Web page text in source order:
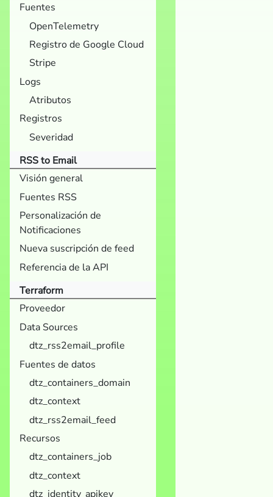
Fuentes
OpenTelemetry
Registro de Google Cloud
Stripe
Logs
Atributos
Registros
Severidad
RSS to Email
Visión general
Fuentes RSS
Personalización de
Notificaciones
Nueva suscripción de feed
Referencia de la API
Terraform
Proveedor
Data Sources
dtz_rss2email_profile
Fuentes de datos
dtz_containers_domain
dtz_context
dtz_rss2email_feed
Recursos
dtz_containers_job
dtz_context
dtz_identity_apikey